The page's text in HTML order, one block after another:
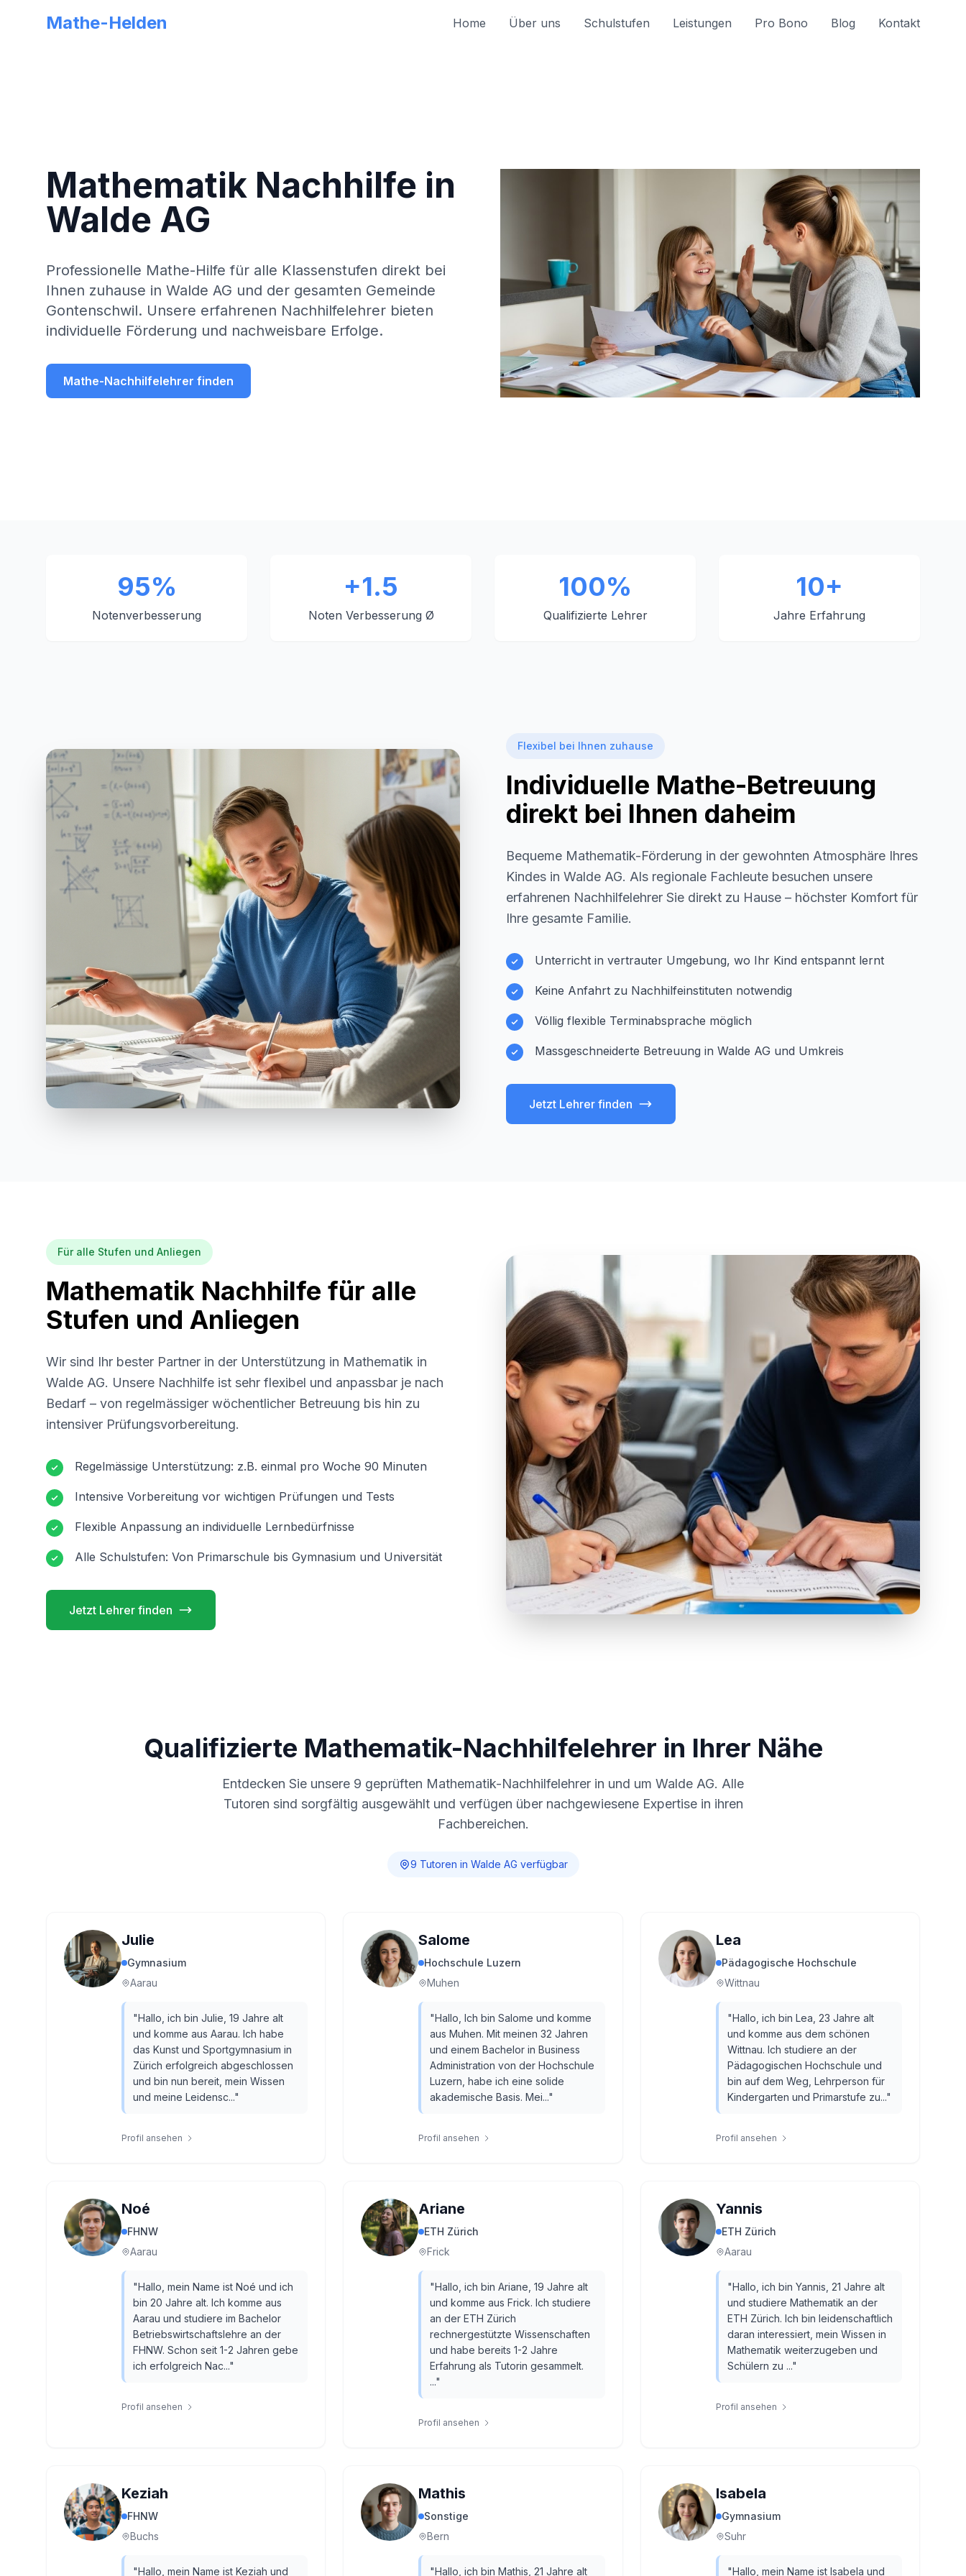
Mathe-Helden Home Über uns Schulstufen Leistungen Pro Bono Blog Kontakt
Mathematik Nachhilfe in
Walde AG
Professionelle Mathe-Hilfe für alle Klassenstufen direkt bei
Ihnen zuhause in Walde AG und der gesamten Gemeinde
Gontenschwil. Unsere erfahrenen Nachhilfelehrer bieten
individuelle Förderung und nachweisbare Erfolge.
Mathe-Nachhilfelehrer finden
95%
Notenverbesserung
+1.5
Noten Verbesserung Ø
100%
Qualifizierte Lehrer
10+
Jahre Erfahrung
Flexibel bei Ihnen zuhause
Individuelle Mathe-Betreuung
direkt bei Ihnen daheim
Bequeme Mathematik-Förderung in der gewohnten Atmosphäre Ihres
Kindes in Walde AG. Als regionale Fachleute besuchen unsere
erfahrenen Nachhilfelehrer Sie direkt zu Hause – höchster Komfort für
Ihre gesamte Familie.
Unterricht in vertrauter Umgebung, wo Ihr Kind entspannt lernt
Keine Anfahrt zu Nachhilfeinstituten notwendig
Völlig flexible Terminabsprache möglich
Massgeschneiderte Betreuung in Walde AG und Umkreis
Jetzt Lehrer finden
Für alle Stufen und Anliegen
Mathematik Nachhilfe für alle
Stufen und Anliegen
Wir sind Ihr bester Partner in der Unterstützung in Mathematik in
Walde AG. Unsere Nachhilfe ist sehr flexibel und anpassbar je nach
Bedarf – von regelmässiger wöchentlicher Betreuung bis hin zu
intensiver Prüfungsvorbereitung.
Regelmässige Unterstützung: z.B. einmal pro Woche 90 Minuten
Intensive Vorbereitung vor wichtigen Prüfungen und Tests
Flexible Anpassung an individuelle Lernbedürfnisse
Alle Schulstufen: Von Primarschule bis Gymnasium und Universität
Jetzt Lehrer finden
Qualifizierte Mathematik-Nachhilfelehrer in Ihrer Nähe
Entdecken Sie unsere 9 geprüften Mathematik-Nachhilfelehrer in und um Walde AG. Alle
Tutoren sind sorgfältig ausgewählt und verfügen über nachgewiesene Expertise in ihren
Fachbereichen.
9 Tutoren in Walde AG verfügbar
Julie
Gymnasium
Aarau
"Hallo, ich bin Julie, 19 Jahre alt
und komme aus Aarau. Ich habe
das Kunst und Sportgymnasium in
Zürich erfolgreich abgeschlossen
und bin nun bereit, mein Wissen
und meine Leidensc..."
Profil ansehen
Salome
Hochschule Luzern
Muhen
"Hallo, Ich bin Salome und komme
aus Muhen. Mit meinen 32 Jahren
und einem Bachelor in Business
Administration von der Hochschule
Luzern, habe ich eine solide
akademische Basis. Mei..."
Profil ansehen
Lea
Pädagogische Hochschule
Wittnau
"Hallo, ich bin Lea, 23 Jahre alt
und komme aus dem schönen
Wittnau. Ich studiere an der
Pädagogischen Hochschule und
bin auf dem Weg, Lehrperson für
Kindergarten und Primarstufe zu..."
Profil ansehen
Noé
FHNW
Aarau
"Hallo, mein Name ist Noé und ich
bin 20 Jahre alt. Ich komme aus
Aarau und studiere im Bachelor
Betriebswirtschaftslehre an der
FHNW. Schon seit 1-2 Jahren gebe
ich erfolgreich Nac..."
Profil ansehen
Ariane
ETH Zürich
Frick
"Hallo, ich bin Ariane, 19 Jahre alt
und komme aus Frick. Ich studiere
an der ETH Zürich
rechnergestützte Wissenschaften
und habe bereits 1-2 Jahre
Erfahrung als Tutorin gesammelt.
..."
Profil ansehen
Yannis
ETH Zürich
Aarau
"Hallo, ich bin Yannis, 21 Jahre alt
und studiere Mathematik an der
ETH Zürich. Ich bin leidenschaftlich
daran interessiert, mein Wissen in
Mathematik weiterzugeben und
Schülern zu ..."
Profil ansehen
Keziah
FHNW
Buchs
"Hallo, mein Name ist Keziah und
Mathis
Sonstige
Bern
"Hallo, ich bin Mathis, 21 Jahre alt
Isabela
Gymnasium
Suhr
"Hallo, mein Name ist Isabela und